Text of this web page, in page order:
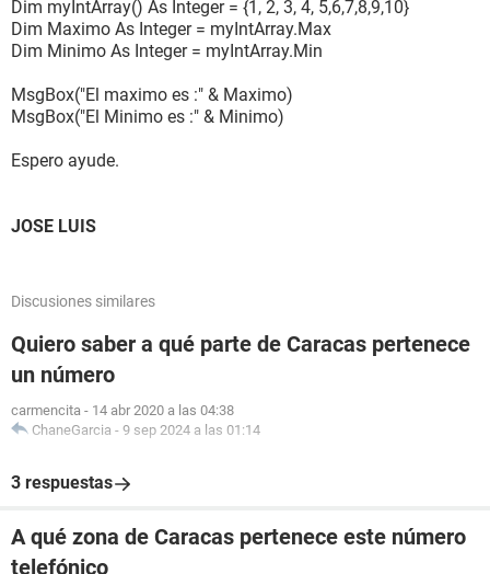
Dim myIntArray() As Integer = {1, 2, 3, 4, 5,6,7,8,9,10}
Dim Maximo As Integer = myIntArray.Max
Dim Minimo As Integer = myIntArray.Min
MsgBox("El maximo es :" & Maximo)
MsgBox("El Minimo es :" & Minimo)
Espero ayude.
JOSE LUIS
Discusiones similares
Quiero saber a qué parte de Caracas pertenece
un número
carmencita - 14 abr 2020 a las 04:38
ChaneGarcia - 9 sep 2024 a las 01:14
3 respuestas
A qué zona de Caracas pertenece este número
telefónico